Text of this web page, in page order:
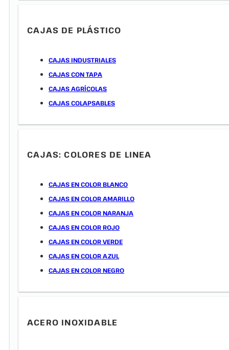
CAJAS DE PLÁSTICO
CAJAS INDUSTRIALES
CAJAS CON TAPA
CAJAS AGRÍCOLAS
CAJAS COLAPSABLES
CAJAS: COLORES DE LINEA
CAJAS EN COLOR BLANCO
CAJAS EN COLOR AMARILLO
CAJAS EN COLOR NARANJA
CAJAS EN COLOR ROJO
CAJAS EN COLOR VERDE
CAJAS EN COLOR AZUL
CAJAS EN COLOR NEGRO
ACERO INOXIDABLE